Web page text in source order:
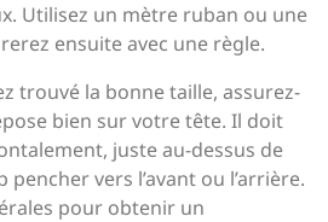
Utilisez un mètre ruban ou une
ensuite avec une règle.
trouvé la bonne taille, assurez-
bien sur votre tête. Il doit
juste au-dessus de
vers l’avant ou l’arrière.
pour obtenir un